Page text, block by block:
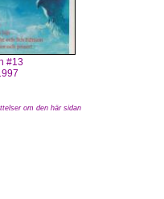
#13
om den här sidan